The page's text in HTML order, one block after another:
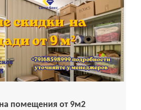
помещения от 9м2